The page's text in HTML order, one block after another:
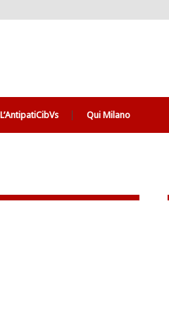
L’AntipatiCibVs Qui Milano